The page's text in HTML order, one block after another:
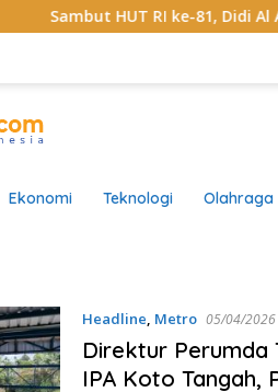
HUT RI ke-81, Didi Al Amin:
Ekonomi Teknologi Olahraga
Headline, Metro 05/04/2026
Direktur Perumda
IPA Koto Tangah,